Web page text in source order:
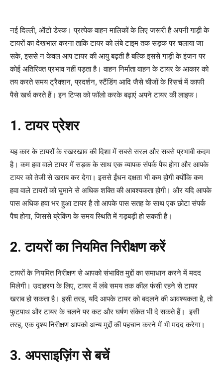
नई दिल्ली, ऑटो डेस्क। प्रत्येक वाहन मालिकों के लिए जरूरी है अपनी गाड़ी के
टायरों का देखभाल करना ताकि टायर को लंबे टाइम तक सड़क पर चलाया जा
सके, इससे न केवल आप टायर की आयु बढ़ती है बल्कि इससे गाड़ी के इंजन पर
कोई अतिरिक्त प्रभाव नहीं पड़ता है। वाहन निर्माता वाहन के टायर के आकार को
तय करते समय ट्रैक्शन, प्रदर्शन, स्टैंडिंग आदि जैसे चीजों के रिसर्च में काफी
पैसे खर्च करते हैं। इन टिप्स को फॉलो करके बढ़ाएं अपने टायर की लाइफ।
1. टायर प्रेशर
यह कार के टायरों के रखरखाव की दिशा में सबसे सरल और सबसे प्रभावी कदम
है। कम हवा वाले टायर में सड़क के साथ एक व्यापक संपर्क पैच होगा और आपके
टायर को तेजी से खराब कर देगा। इससे ईंधन दक्षता भी कम होगी क्योंकि कम
हवा वाले टायरों को घुमाने से अधिक शक्ति की आवश्यकता होगी। और यदि आपके
पास अधिक हवा भर हुआ टायर है तो आपके पास सतह के साथ एक छोटा संपर्क
पैच होगा, जिससे ब्रेकिंग के समय स्थिति में गड़बड़ी हो सकती है।
2. टायरों का नियमित निरीक्षण करें
टायरों के नियमित निरीक्षण से आपको संभावित मुद्दों का समाधान करने में मदद
मिलेगी। उदाहरण के लिए, टायर में लंबे समय तक कील फंसी रहने से टायर
खराब हो सकता है। इसी तरह, यदि आपके टायर को बदलने की आवश्यकता है, तो
फुटपाथ और टायर के चलने पर कट और घर्षण संकेत भी दे सकते हैं। इसी
तरह, एक दृश्य निरीक्षण आपको अन्य मुद्दों की पहचान करने में भी मदद करेगा।
3. अपसाइज़िंग से बचें